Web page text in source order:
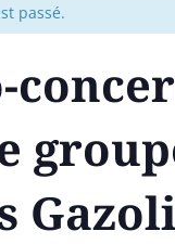
passé.